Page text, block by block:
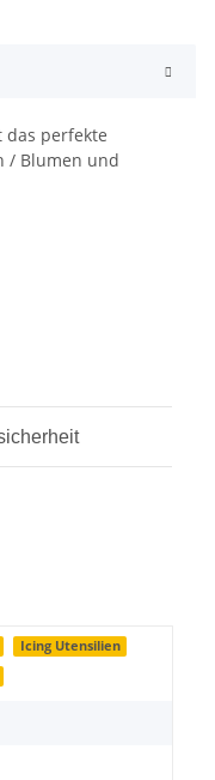
das perfekte
/ Blumen und
Icing Utensilien